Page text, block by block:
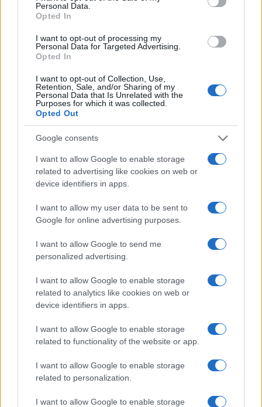
Personal Data.
Opted In
I want to opt-out of processing my
Personal Data for Targeted Advertising.
Opted In
I want to opt-out of Collection, Use,
Retention, Sale, and/or Sharing of my
Personal Data that Is Unrelated with the
Purposes for which it was collected.
Opted Out
Google consents
I want to allow Google to enable storage
related to advertising like cookies on web or
device identifiers in apps.
I want to allow my user data to be sent to
Google for online advertising purposes.
I want to allow Google to send me
personalized advertising.
I want to allow Google to enable storage
related to analytics like cookies on web or
device identifiers in apps.
I want to allow Google to enable storage
related to functionality of the website or app.
I want to allow Google to enable storage
related to personalization.
I want to allow Google to enable storage
Boren.
AUTORE
Francesca Lombardi, fiorentina, prese appunti
tecnici dal primo box di un circuito toscano e
da allora firma approfondimenti sui motori. In
alle prove su pista, cura il format 'tecnica e
debutto tecnico in autodromo.